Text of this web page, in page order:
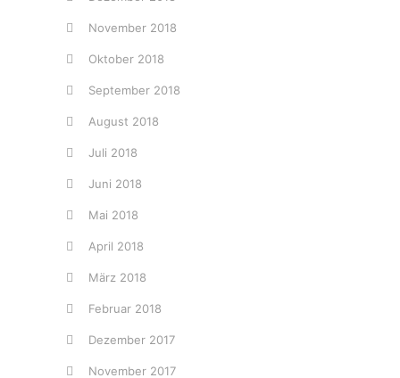
November 2018
Oktober 2018
September 2018
August 2018
Juli 2018
Juni 2018
Mai 2018
April 2018
März 2018
Februar 2018
Dezember 2017
November 2017